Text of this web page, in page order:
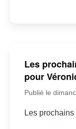
Les
pour
Publié le
Les